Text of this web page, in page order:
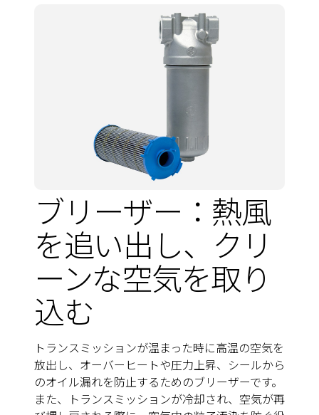
ブリーザー：熱風
を追い出し、クリ
ーンな空気を取り
込む
トランスミッションが温まった時に高温の空気を
放出し、オーバーヒートや圧力上昇、シールから
のオイル漏れを防止するためのブリーザーです。
また、トランスミッションが冷却され、空気が再